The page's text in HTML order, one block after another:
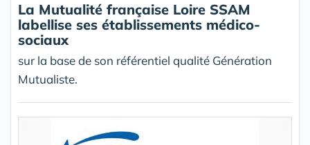
La Mutualité française Loire SSAM
labellise ses établissements médico-
sociaux
sur la base de son référentiel qualité Génération
Mutualiste.